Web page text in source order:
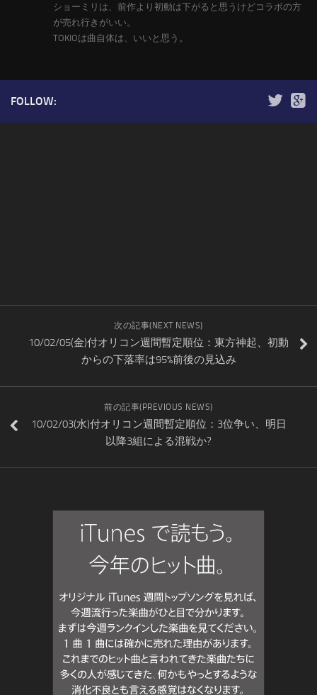
ショーミリは、前作より初動は下がると思うけどコラボの方
が売れ行きがいい。
TOKIOは曲自体は、いいと思う。
FOLLOW:
次の記事(NEXT NEWS)
10/02/05(金)付オリコン週間暫定順位：東方神起、初動
からの下落率は95%前後の見込み
前の記事(PREVIOUS NEWS)
10/02/03(水)付オリコン週間暫定順位：3位争い、明日
以降3組による混戦か?